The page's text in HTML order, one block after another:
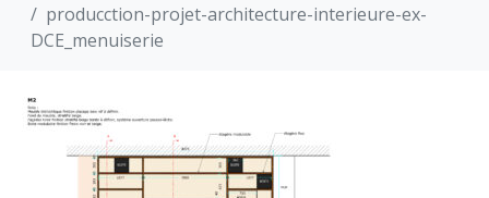
producction-projet-architecture-interieure-ex-
DCE_menuiserie